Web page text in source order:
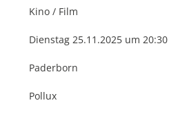
Kino / Film
Dienstag 25.11.2025 um 20:30
Paderborn
Pollux